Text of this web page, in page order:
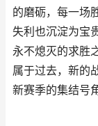
的磨砺，每一场
失利也沉淀为宝
永不熄灭的求胜
属于过去，新的
新赛季的集结号